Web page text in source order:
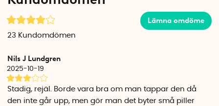
Lämna omdöme
23 Kundomdömen
Nils J Lundgren
2025-10-19
Stadig, rejäl. Borde vara bra om man tappar den då
den inte går upp, men gör man det byter små piller